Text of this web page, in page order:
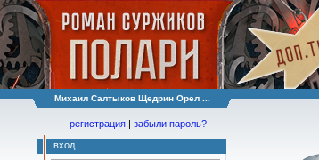
Михаил Салтыков Щедрин Орел ...
регистрация | забыли пароль?
вход